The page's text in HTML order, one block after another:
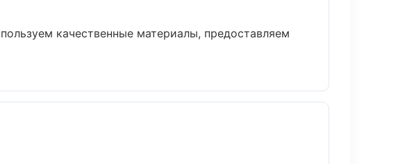
качественные материалы, предоставляем